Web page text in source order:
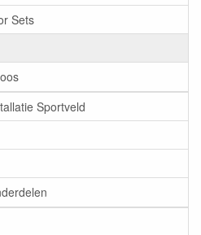
Sets
Sportveld